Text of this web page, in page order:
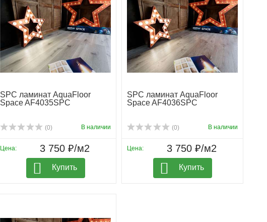
SPC ламинат AquaFloor
Space AF4035SPC
(0) В наличии
Цена: 3 750 ₽/м2
Купить
SPC ламинат AquaFloor
Space AF4036SPC
(0) В наличии
Цена: 3 750 ₽/м2
Купить